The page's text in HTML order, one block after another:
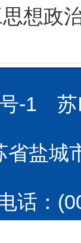
政治
号-1
省盐
话：